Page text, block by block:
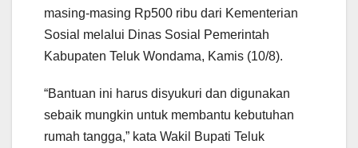
masing-masing Rp500 ribu dari Kementerian
Sosial melalui Dinas Sosial Pemerintah
Kabupaten Teluk Wondama, Kamis (10/8).
“Bantuan ini harus disyukuri dan digunakan
sebaik mungkin untuk membantu kebutuhan
rumah tangga,” kata Wakil Bupati Teluk